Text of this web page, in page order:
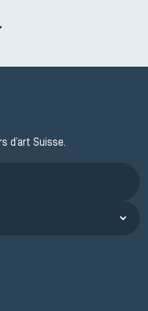
d’art Suisse.